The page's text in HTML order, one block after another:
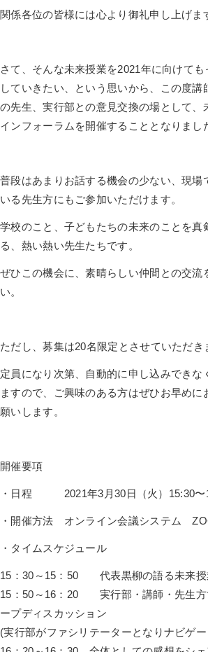
関係各位の皆様には心より御礼申し上げま
さて、そんな未来授業を2021年に向けても
していきたい、という思いから、この度講
の先生、実行部との意見交換の場として、
インフォーラムを開催することとなりまし
普段はあまりお話する機会の少ない、現場
いる先生方にもご参加いただけます。
学校のこと、子どもたちの未来のことを真
る、熱い熱い先生たちです。
ぜひこの機会に、素晴らしい仲間との交流
い。
ただし、募集は20名限定とさせていただき
定員になり次第、自動的に申し込みできな
ますので、ご興味のある方はぜひお早めに
願いします。
開催要項
・日程 2021年3月30日（火）15:30〜
・開催方法 オンライン会議システム
・タイムスケジュール
15：30～15：50 代表黒柳の語る未来授
15：50～16：20 実行部・講師・先生方
ープディスカッション
(実行部がファシリテーターとなりナビゲ